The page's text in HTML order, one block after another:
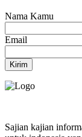
Nama Kamu
Email
Kirim
Sajian kajian